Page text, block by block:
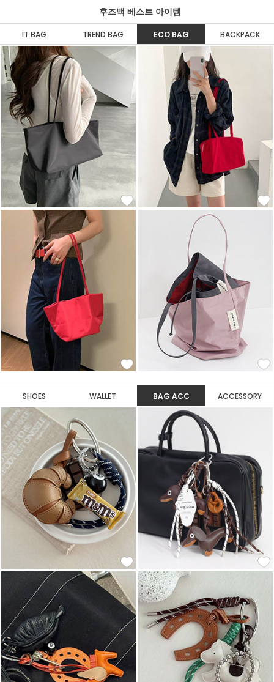
후즈백 베스트 아이템
IT BAG TREND BAG ECO BAG BACKPACK
SHOES WALLET BAG ACC ACCESSORY